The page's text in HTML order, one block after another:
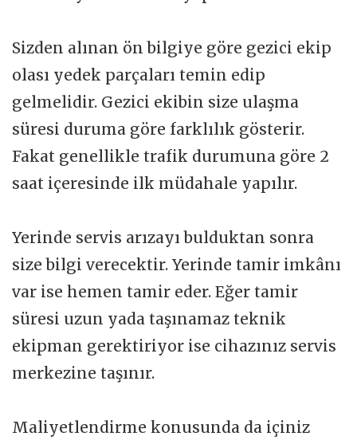
Sizden alınan ön bilgiye göre gezici ekip
olası yedek parçaları temin edip
gelmelidir. Gezici ekibin size ulaşma
süresi duruma göre farklılık gösterir.
Fakat genellikle trafik durumuna göre 2
saat içeresinde ilk müdahale yapılır.
Yerinde servis arızayı bulduktan sonra
size bilgi verecektir. Yerinde tamir imkânı
var ise hemen tamir eder. Eğer tamir
süresi uzun yada taşınamaz teknik
ekipman gerektiriyor ise cihazınız servis
merkezine taşınır.
Maliyetlendirme konusunda da içiniz